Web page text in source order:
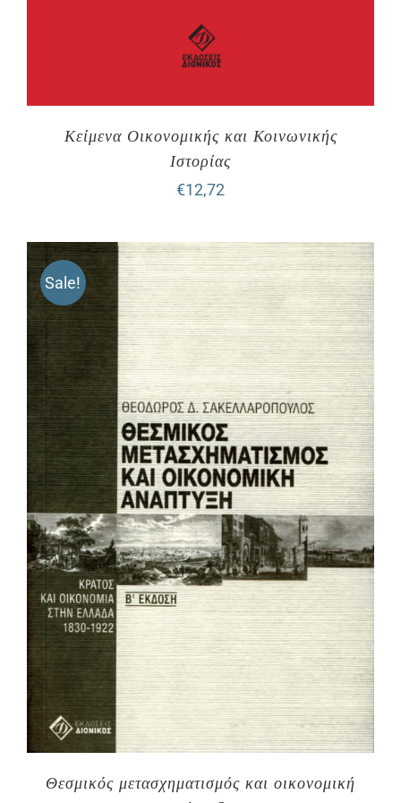
Κείμενα Οικονομικής και Κοινωνικής
Ιστορίας
€12,72
Sale!
Θεσμικός μετασχηματισμός και οικονομική